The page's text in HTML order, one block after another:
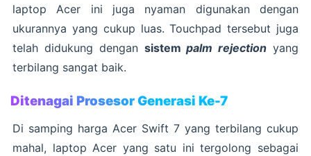
laptop Acer ini juga nyaman digunakan dengan
ukurannya yang cukup luas. Touchpad tersebut juga
telah didukung dengan sistempalm rejection yang
terbilang sangat baik.
Ditenagai Prosesor Generasi Ke-7
Di samping harga Acer Swift 7 yang terbilang cukup
mahal, laptop Acer yang satu ini tergolong sebagai